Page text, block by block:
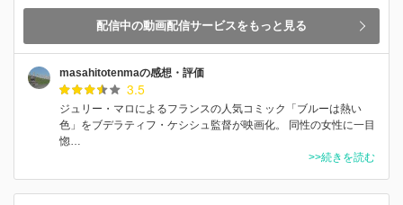
配信中の動画配信サービスをもっと見る
masahitotenmaの感想・評価
3.5
ジュリー・マロによるフランスの人気コミック「ブルーは熱い
色」をブデラティフ・ケシシュ監督が映画化。 同性の女性に一目
惚…
>>続きを読む